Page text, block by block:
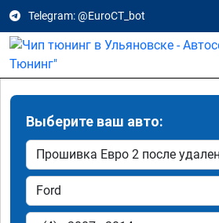
Telegram: @EuroCT_bot
Выберите ваш авто: